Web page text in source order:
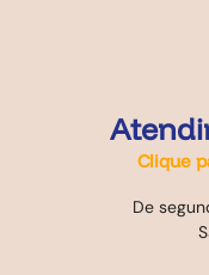
Clique
De